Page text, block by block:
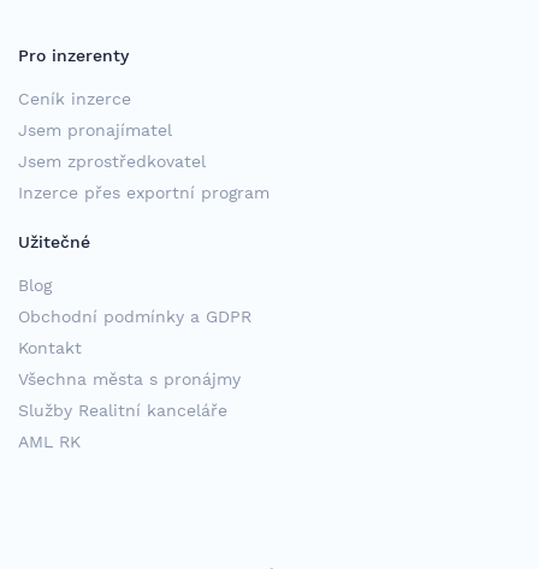
Pro inzerenty
Ceník inzerce
Jsem pronajímatel
Jsem zprostředkovatel
Inzerce přes exportní program
Užitečné
Blog
Obchodní podmínky a GDPR
Kontakt
Všechna města s pronájmy
Služby Realitní kanceláře
AML RK